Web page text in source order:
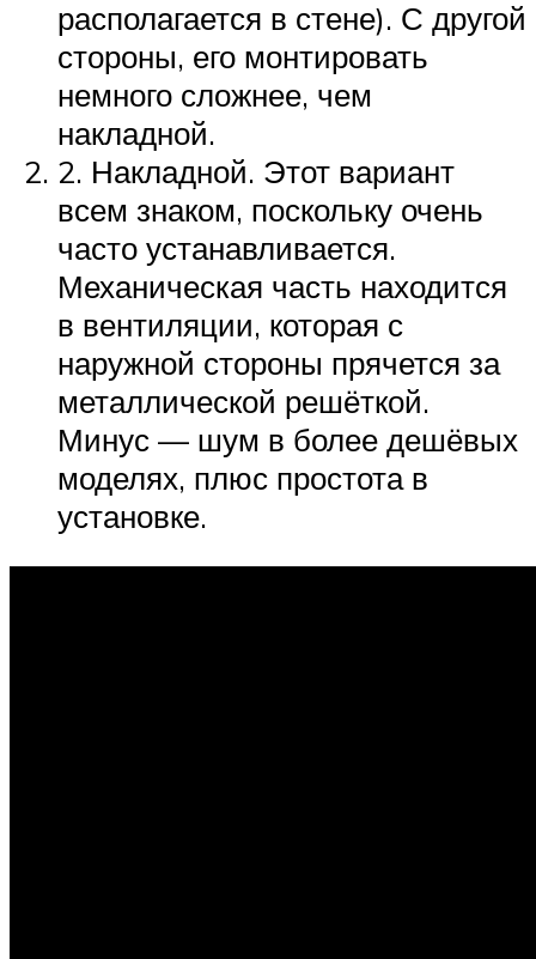
располагается в стене). С другой
стороны, его монтировать
немного сложнее, чем
накладной.
2. Накладной. Этот вариант
всем знаком, поскольку очень
часто устанавливается.
Механическая часть находится
в вентиляции, которая с
наружной стороны прячется за
металлической решёткой.
Минус — шум в более дешёвых
моделях, плюс простота в
установке.